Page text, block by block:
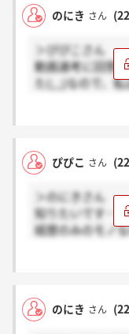
のにき さん
＞ぴぴこさん
動画選考に回答
た(;_;)なので、
ぴぴこ さん
＞のにきさん
知りたいです…！
経歴のみのモノ
まだ動画選考回
のにき さん